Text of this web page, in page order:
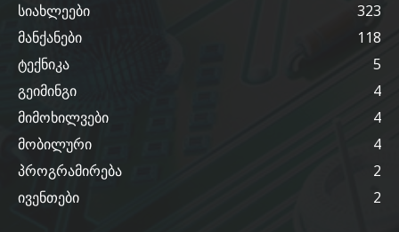
სიახლეები
323
მანქანები
118
ტექნიკა
5
გეიმინგი
4
მიმოხილვები
4
მობილური
4
პროგრამირება
2
ივენთები
2